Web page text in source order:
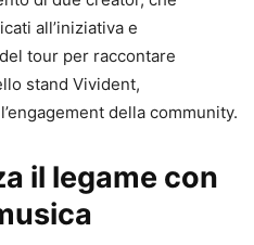
all’iniziativa e
tour per raccontare
stand Vivident,
della community.
il legame con